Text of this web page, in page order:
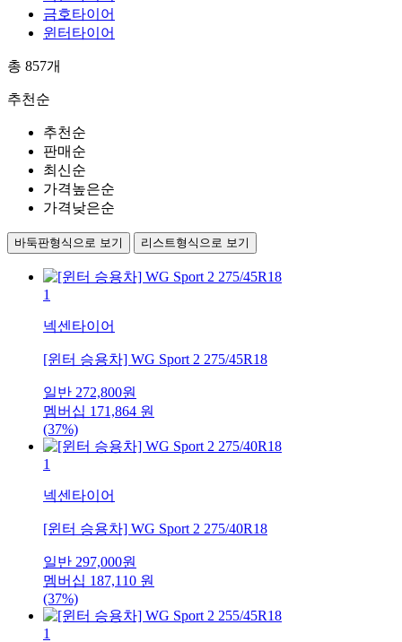
금호타이어
윈터타이어
총 857개
추천순
추천순
판매순
최신순
가격높은순
가격낮은순
바둑판형식으로 보기 리스트형식으로 보기
1
넥센타이어
[윈터 승용차] WG Sport 2 275/45R18
일반 272,800원
멤버십 171,864 원
(37%)
1
넥센타이어
[윈터 승용차] WG Sport 2 275/40R18
일반 297,000원
멤버십 187,110 원
(37%)
1